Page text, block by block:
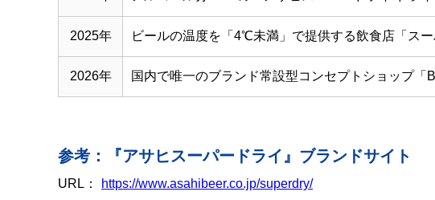
2025年 ビールの温度を「4℃未満」で提供する飲食店「ス
2026年 国内で唯一のブランド常設型コンセプトショップ
参考：『アサヒスーパードライ』ブランドサイト
URL： https://www.asahibeer.co.jp/superdry/